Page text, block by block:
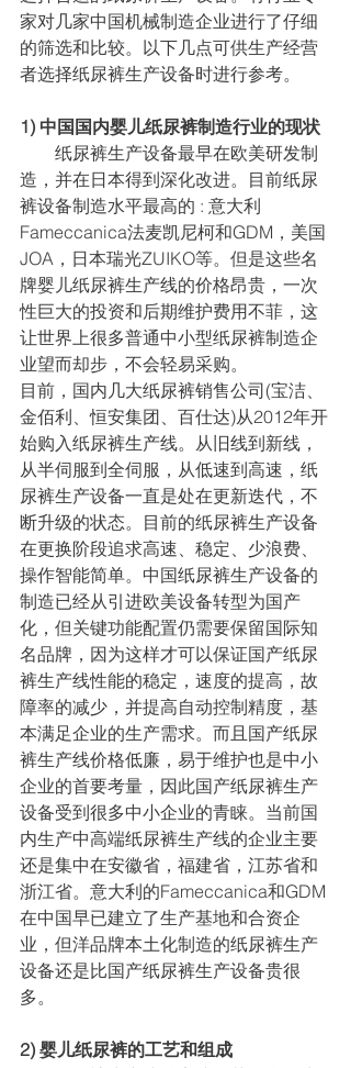
家对几家中国机械制造企业进行了仔细
的筛选和比较。以下几点可供生产经营
者选择纸尿裤生产设备时进行参考。
1) 中国国内婴儿纸尿裤制造行业的现状
造，并在日本得到深化改进。目前纸尿
裤设备制造水平最高的 : 意大利
Fameccanica法麦凯尼柯和GDM，美国
JOA，日本瑞光ZUIKO等。但是这些名
牌婴儿纸尿裤生产线的价格昂贵，一次
性巨大的投资和后期维护费用不菲，这
让世界上很多普通中小型纸尿裤制造企
业望而却步，不会轻易采购。
目前，国内几大纸尿裤销售公司(宝洁、
金佰利、恒安集团、百仕达)从2012年开
始购入纸尿裤生产线。从旧线到新线，
从半伺服到全伺服，从低速到高速，纸
尿裤生产设备一直是处在更新迭代，不
断升级的状态。目前的纸尿裤生产设备
在更换阶段追求高速、稳定、少浪费、
操作智能简单。中国纸尿裤生产设备的
制造已经从引进欧美设备转型为国产
化，但关键功能配置仍需要保留国际知
名品牌，因为这样才可以保证国产纸尿
裤生产线性能的稳定，速度的提高，故
障率的减少，并提高自动控制精度，基
本满足企业的生产需求。而且国产纸尿
裤生产线价格低廉，易于维护也是中小
企业的首要考量，因此国产纸尿裤生产
设备受到很多中小企业的青睐。当前国
内生产中高端纸尿裤生产线的企业主要
还是集中在安徽省，福建省，江苏省和
浙江省。意大利的Fameccanica和GDM
在中国早已建立了生产基地和合资企
业，但洋品牌本土化制造的纸尿裤生产
设备还是比国产纸尿裤生产设备贵很
多。
2) 婴儿纸尿裤的工艺和组成